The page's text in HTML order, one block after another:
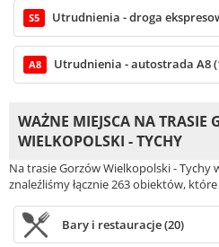
S5 Utrudnienia - droga
A8 Utrudnienia - autostrada A8
WAŻNE MIEJSCA NA TRASIE
WIELKOPOLSKI - TYCHY
Na trasie Gorzów Wielkopolski - Tychy
znaleźliśmy łącznie 263 obiektów,
Bary i restauracje (20)